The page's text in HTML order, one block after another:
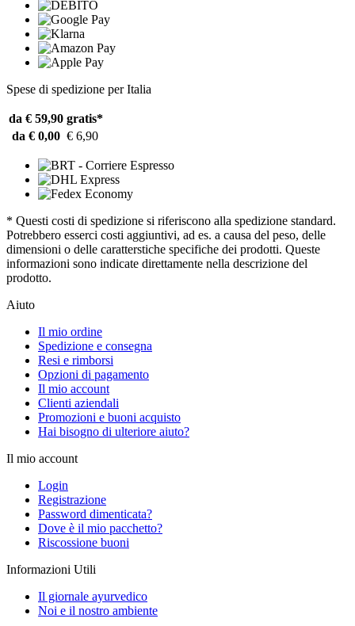
Spese di spedizione per Italia
da € 59,90 gratis*
da € 0,00 € 6,90
* Questi costi di spedizione si riferiscono alla spedizione standard.
Potrebbero esserci costi aggiuntivi, ad es. a causa del peso, delle
dimensioni o delle caratterstiche specifiche dei prodotti. Queste
informazioni sono indicate direttamente nella descrizione del
prodotto.
Aiuto
Il mio ordine
Spedizione e consegna
Resi e rimborsi
Opzioni di pagamento
Il mio account
Clienti aziendali
Promozioni e buoni acquisto
Hai bisogno di ulteriore aiuto?
Il mio account
Login
Registrazione
Password dimenticata?
Dove è il mio pacchetto?
Riscossione buoni
Informazioni Utili
Il giornale ayurvedico
Noi e il nostro ambiente